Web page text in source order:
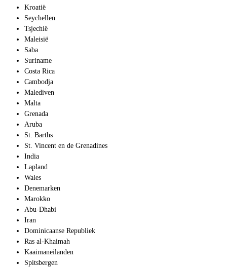
Kroatië
Seychellen
Tsjechië
Maleisië
Saba
Suriname
Costa Rica
Cambodja
Malediven
Malta
Grenada
Aruba
St. Barths
St. Vincent en de Grenadines
India
Lapland
Wales
Denemarken
Marokko
Abu-Dhabi
Iran
Dominicaanse Republiek
Ras al-Khaimah
Kaaimaneilanden
Spitsbergen